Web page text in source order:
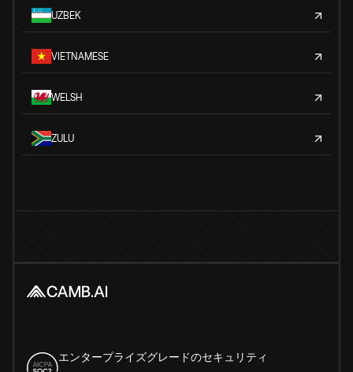
UZBEK
VIETNAMESE
WELSH
ZULU
エンタープライズグレードのセキュリティ